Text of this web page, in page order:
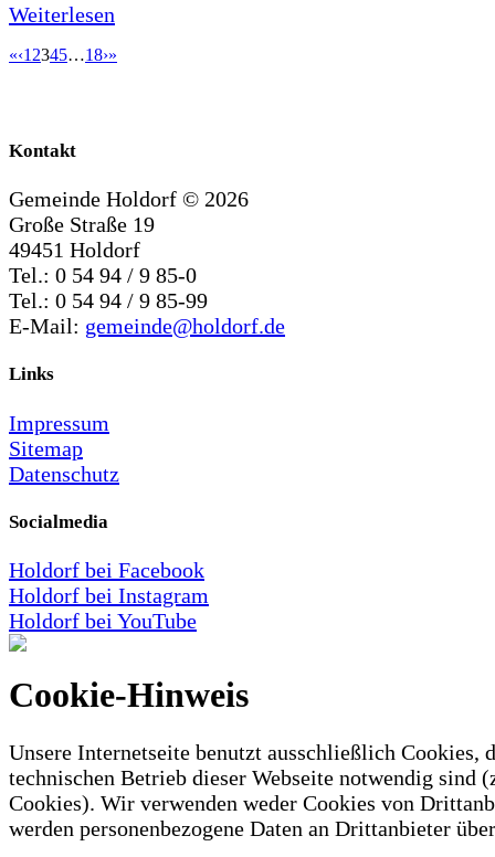
Weiterlesen
«‹1 2345…18›»
Kontakt
Gemeinde Holdorf © 2026
Große Straße 19
49451 Holdorf
Tel.: 0 54 94 / 9 85-0
Tel.: 0 54 94 / 9 85-99
E-Mail: gemeinde@holdorf.de
Links
Impressum
Sitemap
Datenschutz
Socialmedia
Holdorf bei Facebook
Holdorf bei Instagram
Holdorf bei YouTube
Cookie-Hinweis
Unsere Internetseite benutzt ausschließlich Cookies,
technischen Betrieb dieser Webseite notwendig sind
Cookies). Wir verwenden weder Cookies von
werden personenbezogene Daten an Drittanbieter